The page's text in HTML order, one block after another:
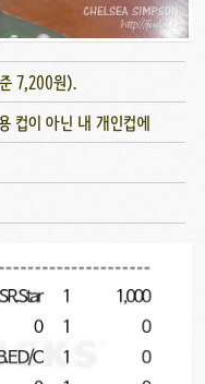
7,200원).
컵이 아닌 내 개인컵에